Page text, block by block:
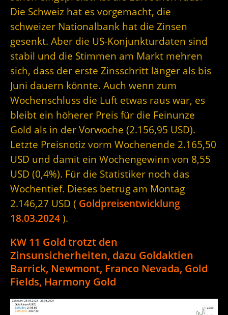
Die Schweiz hat es vorgemacht, die
schweizer Nationalbank hat die Zinsen
gesenkt. Aber die US-Konjunkturdaten sind
stabil und die Stimmen am Markt mehren
sich, dass der erste Zinsschritt länger als bis
Juni dauern könnte. Auch wenn zum
Wochenschluss die Luft etwas raus war, es
bleibt ein höherer Preis für die Feinunze
Gold als in der Vorwoche (2.156,95 USD).
Letzte Preisnotiz vorm Wochenende 2.165,50
USD und damit ein Wochengewinn von 8,55
USD (0,4%). Für die Statistiker noch das
Wochentief. Dieses betrug am Montag
2.146,27 USD ( Goldpreisentwicklung
18.03.2024 ).
KW 11 Gold trotzt den
Zinsunsicherheiten, dazu Goldaktien
Barrick, Newmont, Franco Nevada, Gold
Fields, Harmony Gold